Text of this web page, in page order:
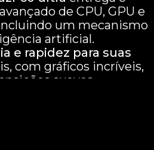
de CPU, GPU e
um mecanismo
artificial.
e rapidez para suas
com gráficos incríveis,
suaves.